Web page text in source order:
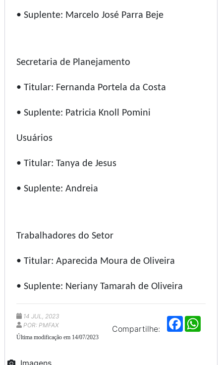
• Suplente: Marcelo José Parra Beje
Secretaria de Planejamento
• Titular: Fernanda Portela da Costa
• Suplente: Patricia Knoll Pomini
Usuários
• Titular: Tanya de Jesus
• Suplente: Andreia
Trabalhadores do Setor
• Titular: Aparecida Moura de Oliveira
• Suplente: Neriany Tamarah de Oliveira
Compartilhe:
F
a
14 JUL, 2023
POR: PMFAX
Última modificação em 14/07/2023
Imagens